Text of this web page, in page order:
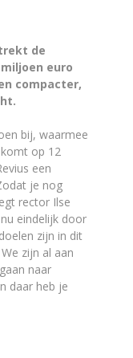
de
euro
compacter,
bij, waarmee
op 12
een
je nog
rector Ilse
eindelijk door
zijn in dit
zijn al aan
naar
daar heb je